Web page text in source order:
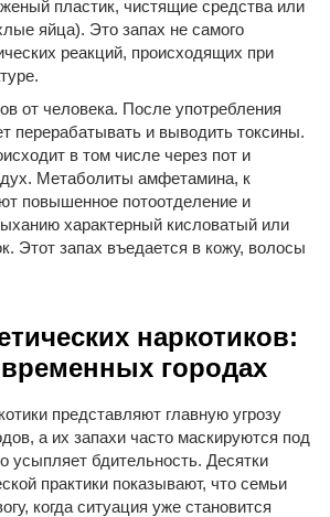
пластик, чистящие средства или
яйца). Это запах не самого
реакций, происходящих при
от человека. После употребления
перерабатывать и выводить токсины.
в том числе через пот и
Метаболиты амфетамина, к
повышенное потоотделение и
характерный кисловатый или
Этот запах въедается в кожу, волосы
наркотиков:
городах
представляют главную угрозу
а их запахи часто маскируются под
усыпляет бдительность. Десятки
практики показывают, что семьи
когда ситуация уже становится